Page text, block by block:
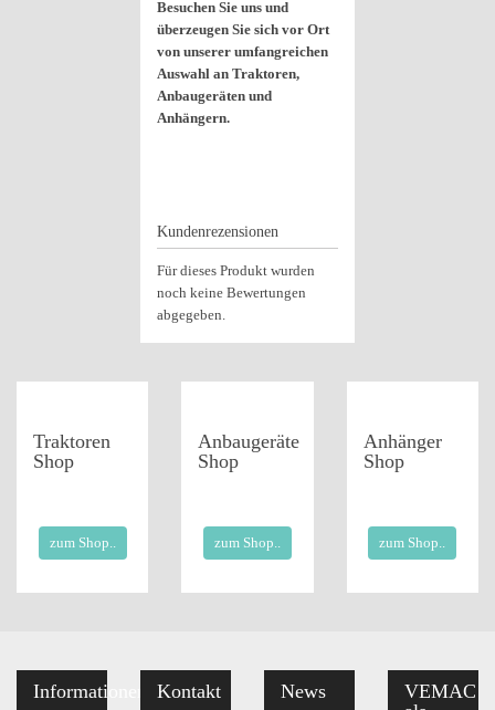
Besuchen Sie uns und
überzeugen Sie sich vor Ort
von unserer umfangreichen
Auswahl an Traktoren,
Anbaugeräten und
Anhängern.
Kundenrezensionen
Für dieses Produkt wurden
noch keine Bewertungen
abgegeben.
Traktoren
Shop
zum Shop..
Anbaugeräte
Shop
zum Shop..
Anhänger
Shop
zum Shop..
Informationen Kontakt News
VEMAC